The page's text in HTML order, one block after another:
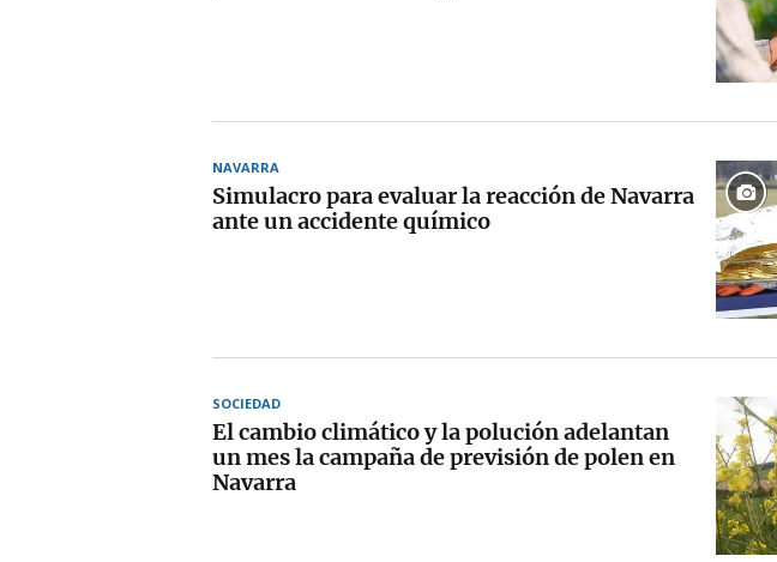
NAVARRA
Simulacro para evaluar la reacción de Navarra
ante un accidente químico
SOCIEDAD
El cambio climático y la polución adelantan
un mes la campaña de previsión de polen en
Navarra